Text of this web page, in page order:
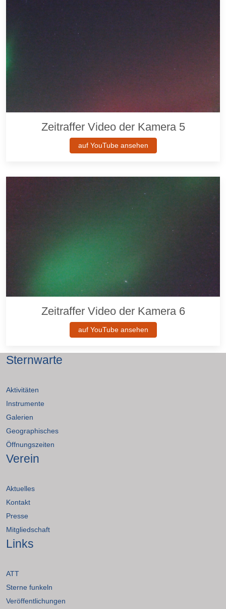
Zeitraffer Video der Kamera 5
auf YouTube ansehen
Zeitraffer Video der Kamera 6
auf YouTube ansehen
Sternwarte
Aktivitäten
Instrumente
Galerien
Geographisches
Öffnungszeiten
Verein
Aktuelles
Kontakt
Presse
Mitgliedschaft
Links
ATT
Sterne funkeln
Veröffentlichungen